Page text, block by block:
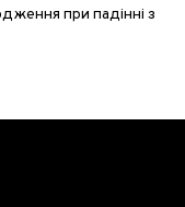
при падінні з